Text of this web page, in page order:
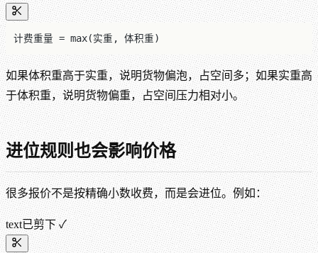
计费重量 = max(实重, 体积重)
如果体积重高于实重，说明货物偏泡，占空间多；如果实重高
于体积重，说明货物偏重，占空间压力相对小。
进位规则也会影响价格
很多报价不是按精确小数收费，而是会进位。例如：
text已剪下 ✓